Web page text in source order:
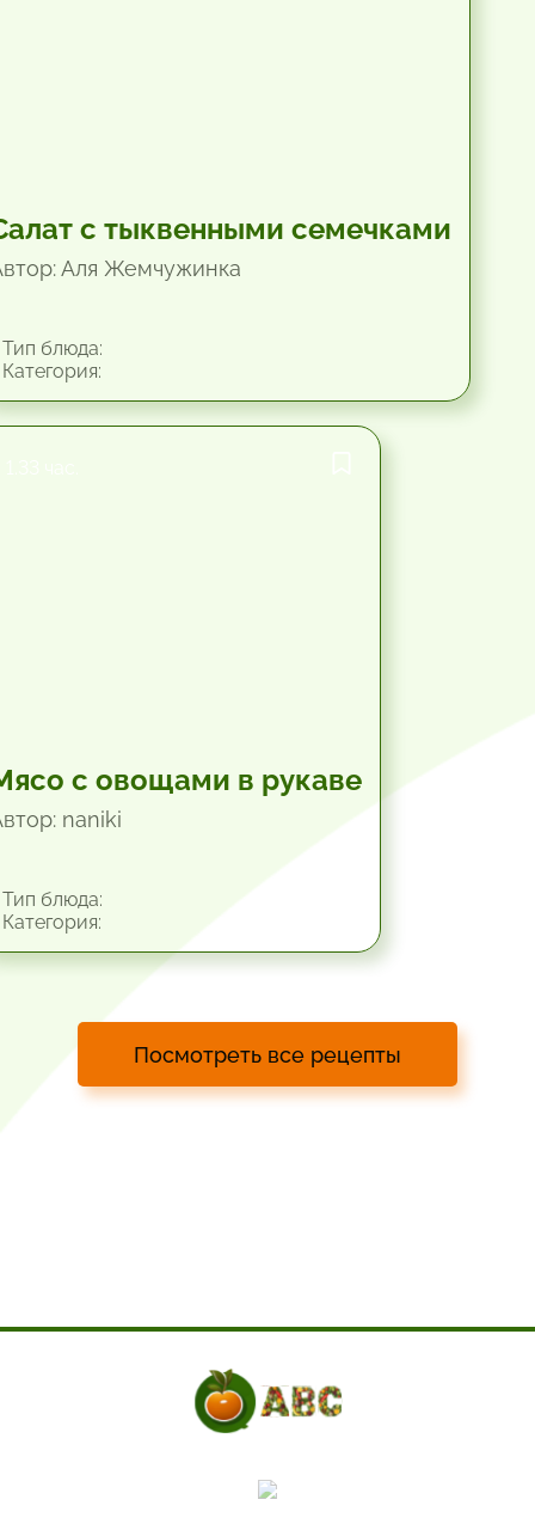
с тыквенными семечками
Аля Жемчужинка
блюда:
с овощами в рукаве
naniki
блюда:
Посмотреть все рецепты